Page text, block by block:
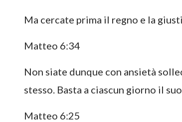
Ma cercate prima il regno e la
Matteo 6:34
Non siate dunque con ansietà
stesso. Basta a ciascun giorno il
Matteo 6:25